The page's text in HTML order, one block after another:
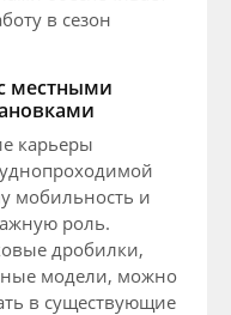
в сезон
местными
карьеры
мобильность и
роль.
дробилки,
модели, можно
в существующие